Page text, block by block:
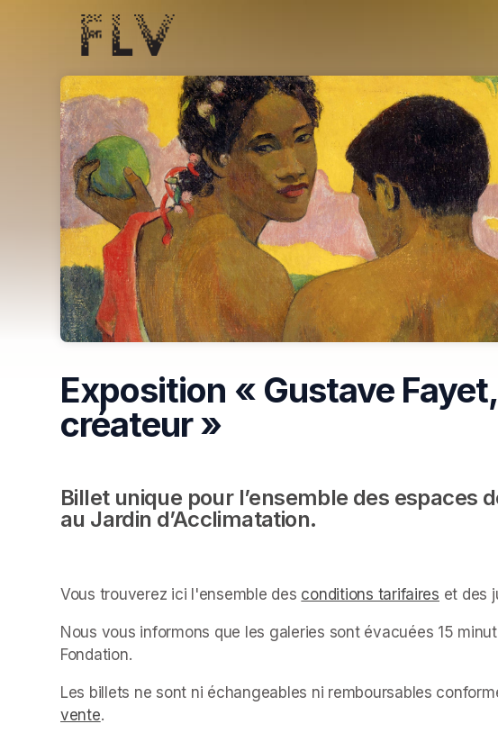
Skip header
Exposition « Gustave
créateur »
Billet unique pour l’ensemble des espaces
au Jardin d’Acclimatation.
Vous trouverez ici l'ensemble des conditions tarifaires (opens
et des
Nous vous informons que les galeries sont évacuées 15
Fondation.
Les billets ne sont ni échangeables ni remboursables
vente(opens in a new tab)
.